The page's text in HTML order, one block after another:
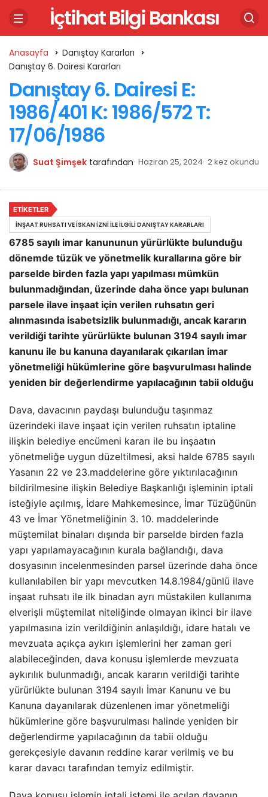
İçtihat Bilgi Bankası
Anasayfa
Danıştay Kararları
Danıştay 6. Dairesi Kararları
Danıştay 6. Dairesi E:
1986/401 K: 1986/572 T:
17/06/1986
Suat Şimşek tarafından Haziran 25, 2024 2 kez okundu
6785 sayılı imar kanununun yürürlükte bulunduğu
dönemde tüzük ve yönetmelik kurallarına göre bir
parselde birden fazla yapı yapılması mümkün
bulunmadığından, üzerinde daha önce yapı bulunan
parsele ilave inşaat için verilen ruhsatın geri
alınmasında isabetsizlik bulunmadığı, ancak kararın
verildiği tarihte yürürlükte bulunan 3194 sayılı imar
kanunu ile bu kanuna dayanılarak çıkarılan imar
yönetmeliği hükümlerine göre başvurulması halinde
yeniden bir değerlendirme yapılacağının tabii olduğu
Dava, davacının paydaşı bulunduğu taşınmaz
üzerindeki ilave inşaat için verilen ruhsatın iptaline
ilişkin belediye encümeni kararı ile bu inşaatın
yönetmeliğe uygun düzeltilmesi, aksi halde 6785 sayılı
Yasanın 22 ve 23.maddelerine göre yıktırılacağının
bildirilmesine ilişkin Belediye Başkanlığı işleminin iptali
isteğiyle açılmış, İdare Mahkemesince, İmar Tüzüğünün
43 ve İmar Yönetmeliğinin 3. 10. maddelerinde
müştemilat binaları dışında bir parselde birden fazla
yapı yapılamayacağının kurala bağlandığı, dava
dosyasının incelenmesinden parsel üzerinde daha önce
kullanılabilen bir yapı mevcutken 14.8.1984/günlü ilave
inşaat ruhsatı ile ilk binadan ayrı müstakilen kullanıma
elverişli müştemilat niteliğinde olmayan ikinci bir ilave
yapılmasına izin verildiğinin anlaşıldığı, idare hatalı ve
mevzuata açıkça aykırı işlemlerini her zaman geri
alabileceğinden, dava konusu işlemlerde mevzuata
aykırılık bulunmadığı, ancak kararın verildiği tarihte
yürürlükte bulunan 3194 sayılı İmar Kanunu ve bu
Kanuna dayanılarak düzenlenen imar yönetmeliği
hükümlerine göre başvurulması halinde yeniden bir
değerlendirme yapılacağının da tabii olduğu
gerekçesiyle davanın reddine karar verilmiş ve bu
karar davacı tarafından temyiz edilmiştir.
ETIKETLER
İNŞAAT RUHSATI VE İSKAN İZNI ILE İLGILI DANIŞTAY KARARLARI